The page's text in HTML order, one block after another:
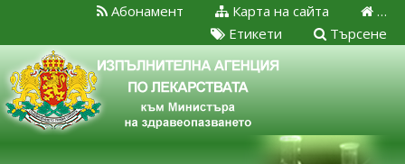
…
Карта на сайта
Абонамент
Търсене
Етикети